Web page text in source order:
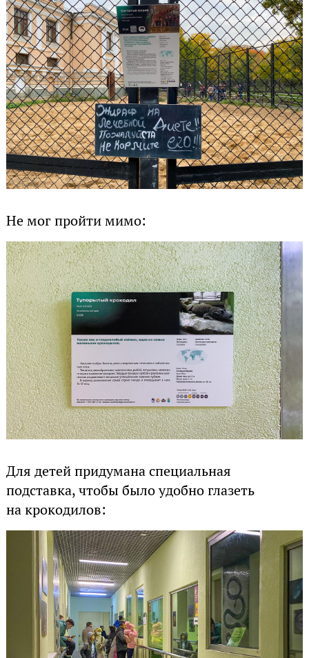
Не мог пройти мимо:
Для детей придумана специальная
подставка, чтобы было удобно глазеть
на крокодилов: